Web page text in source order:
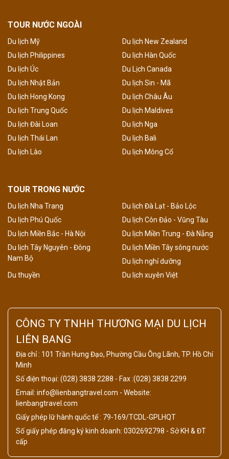
TOUR NƯỚC NGOÀI
Du lịch Mỹ
Du lịch New Zealand
Du lịch Philippines
Du lịch Hàn Quốc
Du lịch Úc
Du Lịch Canada
Du lịch Nhật Bản
Du lịch Sin - Mã
Du lịch Hong Kong
Du lịch Châu Âu
Du lịch Trung Quốc
Du lịch Maldives
Du lịch Đài Loan
Du lịch Nga
Du lịch Thái Lan
Du lịch Bali
Du lịch Lào
Du lịch Mông Cổ
TOUR TRONG NƯỚC
Du lịch Nha Trang
Du lịch Đà Lạt - Bảo Lộc
Du lịch Phú Quốc
Du lịch Côn Đảo - Vũng Tàu
Du lịch Miền Bắc - Hà Nội
Du lịch Miền Trung - Đà Nẵng
Du lịch Tây Nguyên - Đông
Nam Bộ
Du lịch Miền Tây sông nước
Du lịch nghỉ dưỡng
Du thuyền
Du lịch xuyên Việt
CÔNG TY TNHH THƯƠNG MẠI DU LỊCH
LIÊN BANG
Địa chỉ : 101 Trần Hưng Đạo, Phường Cầu Ông Lãnh, TP. Hồ Chí
Minh
Số điện thoại: (028) 3838 2288 - Fax :(028) 3838 2299
Email: info@lienbangtravel.com - Website:
lienbangtravel.com
Giấy phép lữ hành quốc tế : 79-169/TCDL-GPLHQT
Số giấy phép đăng ký kinh doanh: 0302692798 - Sở KH & ĐT
cấp